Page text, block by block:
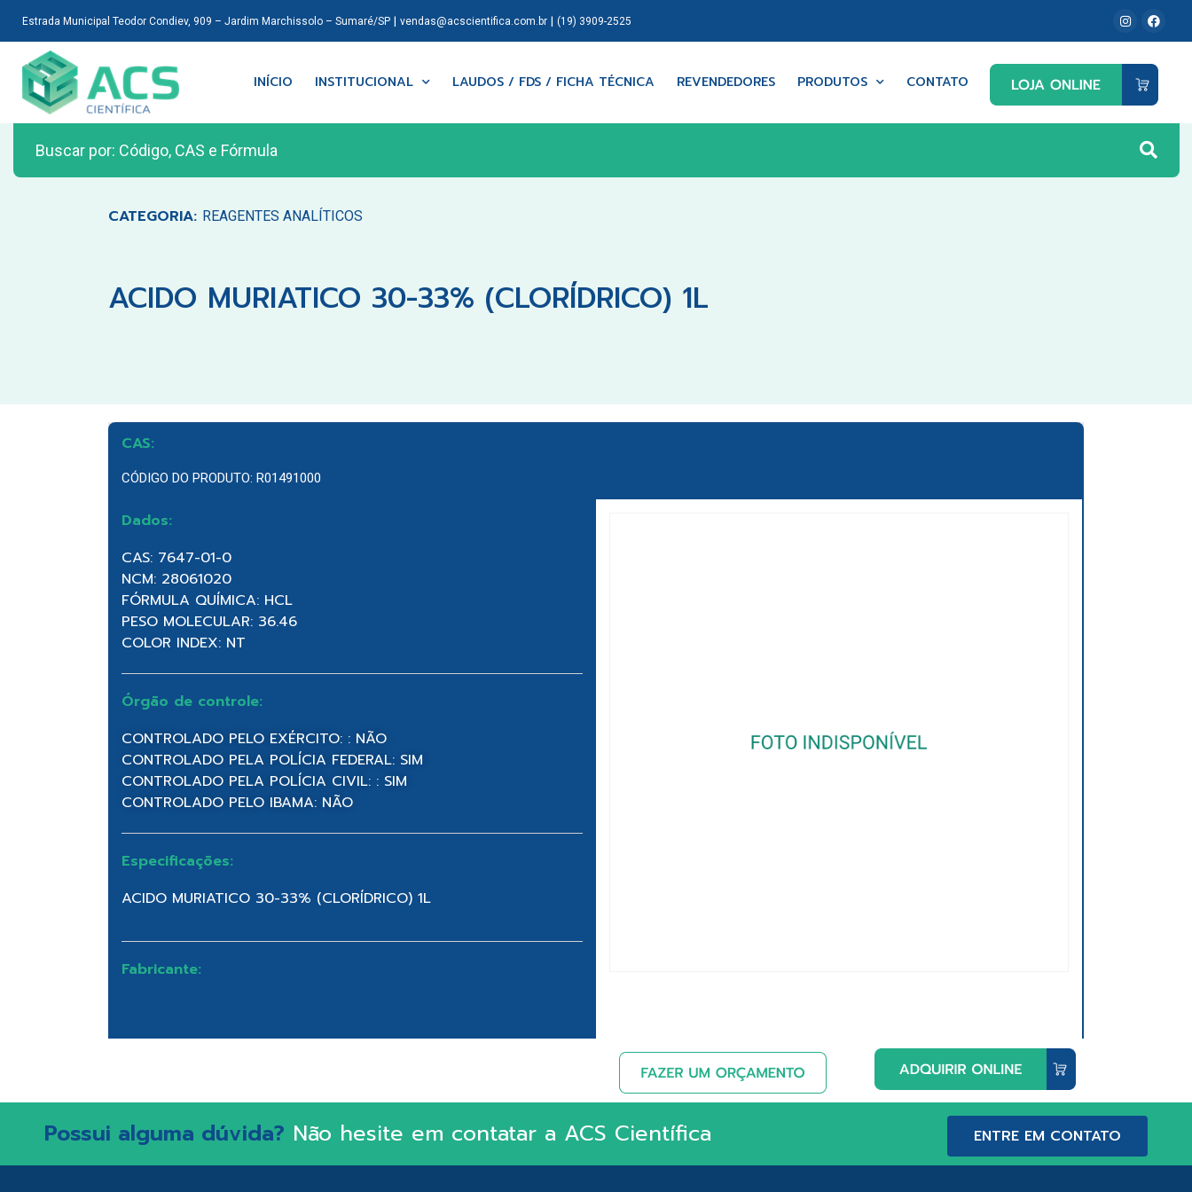
Estrada Municipal Teodor Condiev, 909 – Jardim Marchissolo – Sumaré/SP| vendas@acscientifica.com.br| (19) 3909-2525
INÍCIO INSTITUCIONAL LAUDOS / FDS / FICHA TÉCNICA REVENDEDORES PRODUTOS CONTATO
CATEGORIA: REAGENTES ANALÍTICOS
ACIDO MURIATICO 30-33% (CLORÍDRICO) 1L
CAS:
CÓDIGO DO PRODUTO: R01491000
Dados:
CAS: 7647-01-0
NCM: 28061020
FÓRMULA QUÍMICA: HCL
PESO MOLECULAR: 36.46
COLOR INDEX: NT
Órgão de controle:
CONTROLADO PELO EXÉRCITO: : NÃO
CONTROLADO PELA POLÍCIA FEDERAL: SIM
CONTROLADO PELA POLÍCIA CIVIL: : SIM
CONTROLADO PELO IBAMA: NÃO
Especificações:
ACIDO MURIATICO 30-33% (CLORÍDRICO) 1L
Fabricante:
Possui alguma dúvida? Não hesite em contatar a ACS Científica ENTRE EM CONTATO